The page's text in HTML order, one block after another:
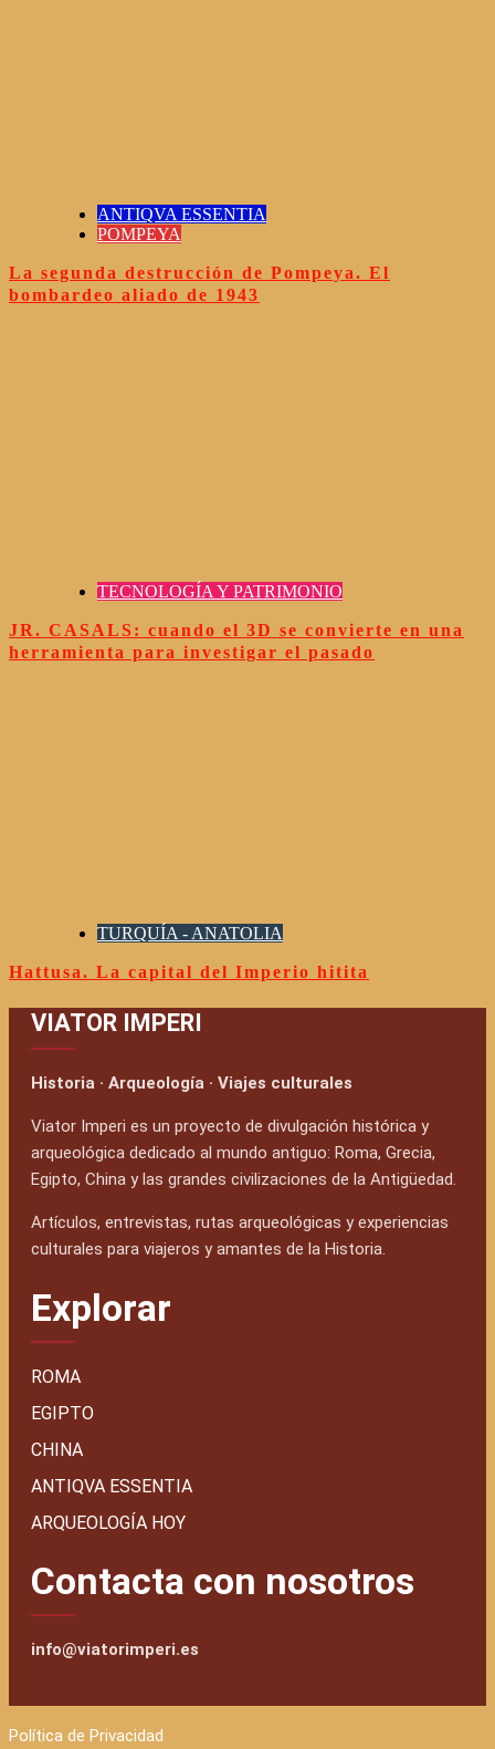
ANTIQVA ESSENTIA
POMPEYA
La segunda destrucción de Pompeya. El
bombardeo aliado de 1943
TECNOLOGÍA Y PATRIMONIO
JR. CASALS: cuando el 3D se convierte en una
herramienta para investigar el pasado
TURQUÍA - ANATOLIA
Hattusa. La capital del Imperio hitita
VIATOR IMPERI
Historia · Arqueología · Viajes culturales
Viator Imperi es un proyecto de divulgación histórica y
arqueológica dedicado al mundo antiguo: Roma, Grecia,
Egipto, China y las grandes civilizaciones de la Antigüedad.
Artículos, entrevistas, rutas arqueológicas y experiencias
culturales para viajeros y amantes de la Historia.
Explorar
ROMA
EGIPTO
CHINA
ANTIQVA ESSENTIA
ARQUEOLOGÍA HOY
Contacta con nosotros
info@viatorimperi.es
Política de Privacidad